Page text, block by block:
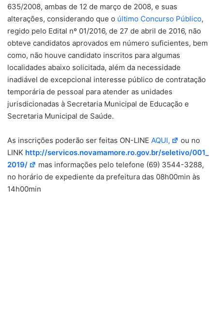
635/2008, ambas de 12 de março de 2008, e suas
alterações, considerando que o último Concurso Público,
regido pelo Edital nº 01/2016, de 27 de abril de 2016, não
obteve candidatos aprovados em número suficientes, bem
como, não houve candidato inscritos para algumas
localidades abaixo solicitada, além da necessidade
inadiável de excepcional interesse público de contratação
temporária de pessoal para atender as unidades
jurisdicionadas à Secretaria Municipal de Educação e
Secretaria Municipal de Saúde.
As inscrições poderão ser feitas ON-LINE AQUI,
ou no
LINK http://servicos.novamamore.ro.gov.br/seletivo/001_
2019/
mas informações pelo telefone (69) 3544-3288,
no horário de expediente da prefeitura das 08h00min às
14h00min